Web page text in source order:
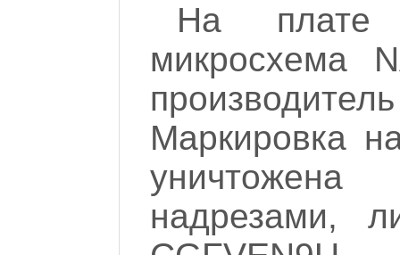
На плате
микросхема
Маркировка
надрезами,